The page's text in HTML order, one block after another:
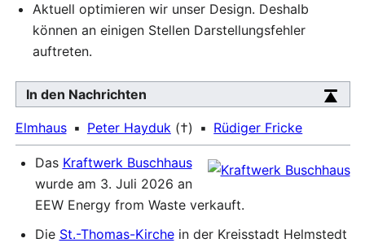
Aktuell optimieren wir unser Design. Deshalb
können an einigen Stellen Darstellungsfehler
auftreten.
In den Nachrichten
Elmhaus Peter Hayduk (†) Rüdiger Fricke
Das Kraftwerk Buschhaus
wurde am 3. Juli 2026 an
EEW Energy from Waste verkauft.
Die St.-Thomas-Kirchein der Kreisstadt Helmstedt